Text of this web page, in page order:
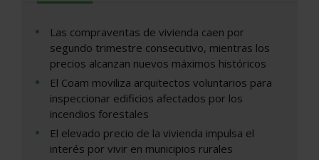
Las compraventas de vivienda caen por
segundo trimestre consecutivo, mientras los
precios alcanzan nuevos máximos históricos
El Coam moviliza arquitectos voluntarios para
inspeccionar edificios afectados por los
incendios forestales
El elevado precio de la vivienda impulsa el
interés por vivir en municipios rurales